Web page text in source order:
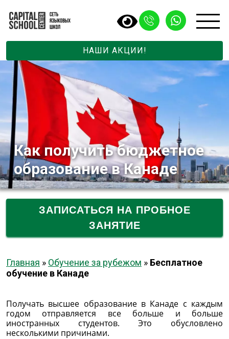
НАШИ АКЦИИ!
Как получить бюджетное
образование в Канаде
ЗАПИСАТЬСЯ НА ПРОБНОЕ
ЗАНЯТИЕ
Главная » Обучение за рубежом » Бесплатное
обучение в Канаде
Получать высшее образование в Канаде с каждым
годом отправляется все больше и больше
иностранных студентов. Это обусловлено
несколькими причинами.